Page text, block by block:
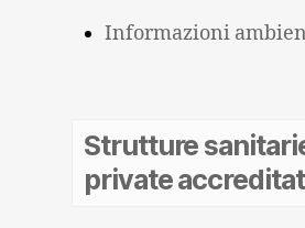
Informazioni
Strutture
private